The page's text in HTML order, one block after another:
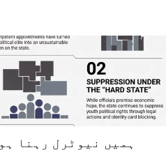
ہمیں نیوٹرل رہنا